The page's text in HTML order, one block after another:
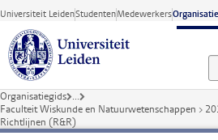
Ga direct naar de inhoud
Universiteit LeidenStudentenMedewerkers
Organisatiegids ...
Faculteit Wiskunde en Natuurwetenschappen >
Richtlijnen (R&R)